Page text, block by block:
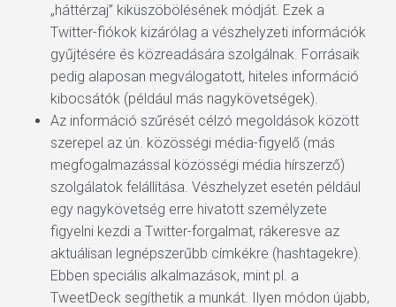
„háttérzaj” kiküszöbölésének módját. Ezek a
Twitter-fiókok kizárólag a vészhelyzeti információk
gyűjtésére és közreadására szolgálnak. Forrásaik
pedig alaposan megválogatott, hiteles információ
kibocsátók (például más nagykövetségek).
Az információ szűrését célzó megoldások között
szerepel az ún. közösségi média-figyelő (más
megfogalmazással közösségi média hírszerző)
szolgálatok felállítása. Vészhelyzet esetén például
egy nagykövetség erre hivatott személyzete
figyelni kezdi a Twitter-forgalmat, rákeresve az
aktuálisan legnépszerűbb címkékre (hashtagekre).
Ebben speciális alkalmazások, mint pl. a
TweetDeck segíthetik a munkát. Ilyen módon újabb,